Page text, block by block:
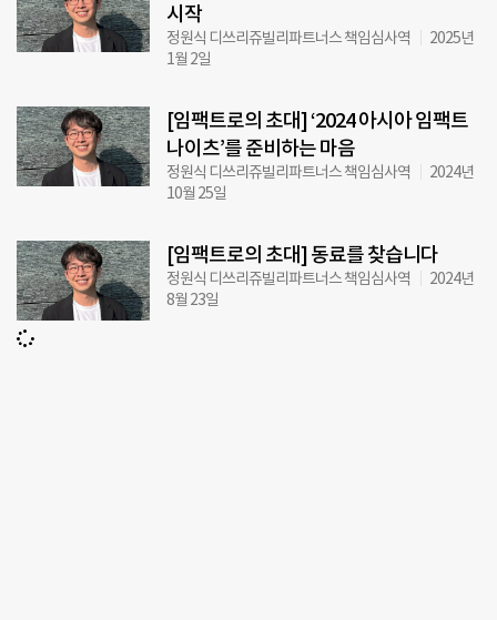
시작
정원식 디쓰리쥬빌리파트너스 책임심사역
2025년
1월 2일
[임팩트로의 초대] ‘2024 아시아 임팩트
나이츠’를 준비하는 마음
정원식 디쓰리쥬빌리파트너스 책임심사역
2024년
10월 25일
[임팩트로의 초대] 동료를 찾습니다
정원식 디쓰리쥬빌리파트너스 책임심사역
2024년
8월 23일